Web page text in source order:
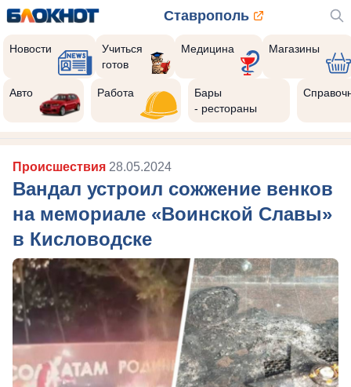
Ставрополь
Новости
Учиться
готов
Медицина Магазины
Авто Работа
Бары
- рестораны
Происшествия 28.05.2024
Вандал устроил сожжение венков
на мемориале «Воинской Славы»
в Кисловодске